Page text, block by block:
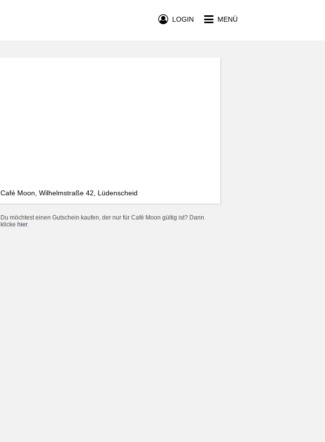
MENÜ
LOGIN
Café Moon, Wilhelmstraße 42, Lüdenscheid
Du möchtest einen Gutschein kaufen, der nur für Café Moon gültig ist? Dann
klicke hier.